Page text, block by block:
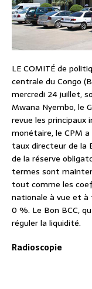
LE COMITÉ de
centrale du Congo
mercredi 24 juillet,
Mwana Nyembo, le
revue les principaux
monétaire, le CPM
taux directeur de la
de la réserve
termes sont
tout comme les
nationale à vue et
0 %. Le Bon BCC,
réguler la liquidité.
Radioscopie